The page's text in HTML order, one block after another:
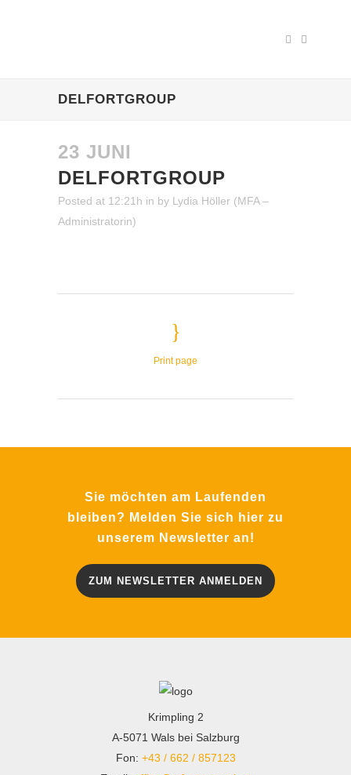
DELFORTGROUP
23 JUNI
DELFORTGROUP
Posted at 12:21h in by Lydia Höller (MFA –
Administratorin)
Print page
Sie möchten am Laufenden
bleiben? Melden Sie sich hier zu
unserem Newsletter an!
ZUM NEWSLETTER ANMELDEN
Krimpling 2
A-5071 Wals bei Salzburg
Fon: +43 / 662 / 857123